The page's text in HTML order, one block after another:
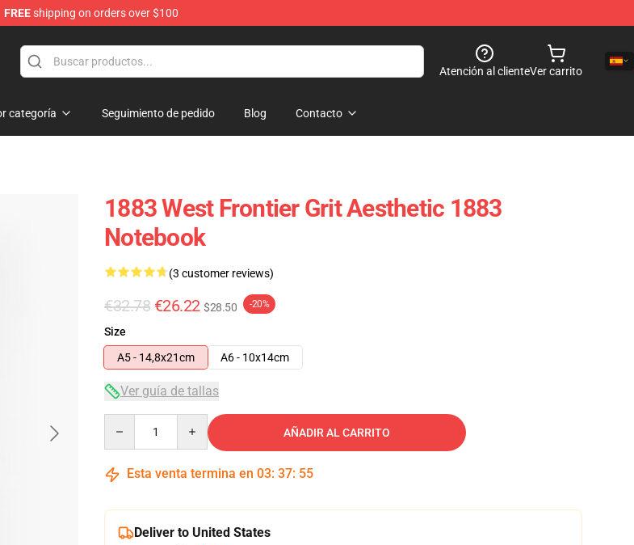
FREEshipping on orders over $100
Atención al clienteVer carrito
categoría Seguimiento de pedido Blog Contacto
1883 West Frontier Grit Aesthetic 1883
Notebook
(3 customer reviews)
€32.78 €26.22 $28.50 -20%
Size
A5 - 14,8x21cm
A6 - 10x14cm
Ver guía de tallas
AÑADIR AL CARRITO
Esta venta termina en 03: 37: 54
Deliver to United States